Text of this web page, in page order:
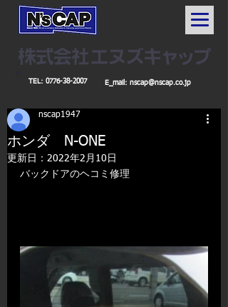
TEL: 0776-38-2007 E_mail: nscap@nscap.co.jp
ホンダ N-ONE
nscap1947
更新日： 2022年2月10日
バックドアのヘコミ修理